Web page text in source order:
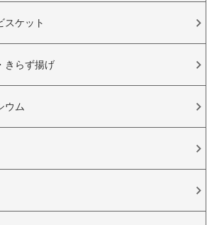
スケット
きらず揚げ
ウム